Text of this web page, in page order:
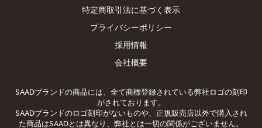
特定商取引法に基づく表示
プライバシーポリシー
採用情報
会社概要
SAADブランドの商品には、全て商標登録されている弊社ロゴの刻印
がされております。
SAADブランドのロゴ刻印がないものや、正規販売店以外で購入され
た商品はSAADとは異なり、弊社とは一切の関係がございません。